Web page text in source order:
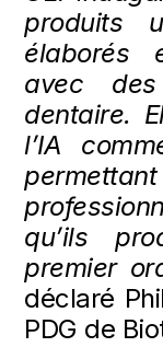
produits
élaborés
avec
dentaire.
l’IA
qu’ils
premier
déclaré
PDG de